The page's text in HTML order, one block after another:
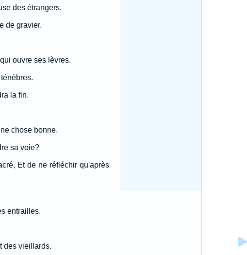
des étrangers.
de gravier.
ouvre ses lèvres.
la fin.
chose bonne.
sa voie?
Et de ne réfléchir qu'après
entrailles.
des vieillards.